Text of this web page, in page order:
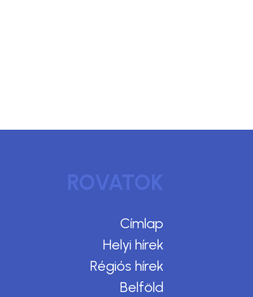
ROVATOK
Címlap
Helyi hírek
Régiós hírek
Belföld